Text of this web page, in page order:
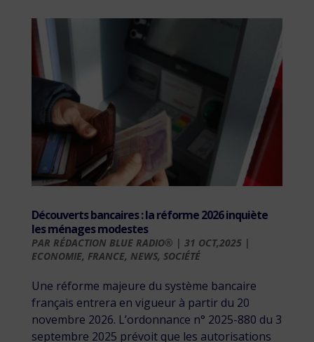
Découverts bancaires : la réforme 2026 inquiète
les ménages modestes
PAR RÉDACTION BLUE RADIO® | 31 OCT,2025|
ECONOMIE, FRANCE, NEWS, SOCIÉTÉ
Une réforme majeure du système bancaire
français entrera en vigueur à partir du 20
novembre 2026. L’ordonnance n° 2025-880 du 3
septembre 2025 prévoit que les autorisations